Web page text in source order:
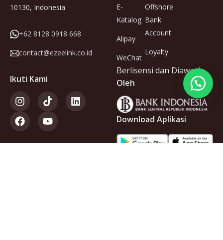
10130, Indonesia
+62 8128 0918 668
contact@ezeelink.co.id
Ikuti Kami
E-
Katalog
Alipay
WeChat
Offshore
Bank
Account
Loyalty
Berlisensi dan Diawasi
Oleh
Download Aplikasi